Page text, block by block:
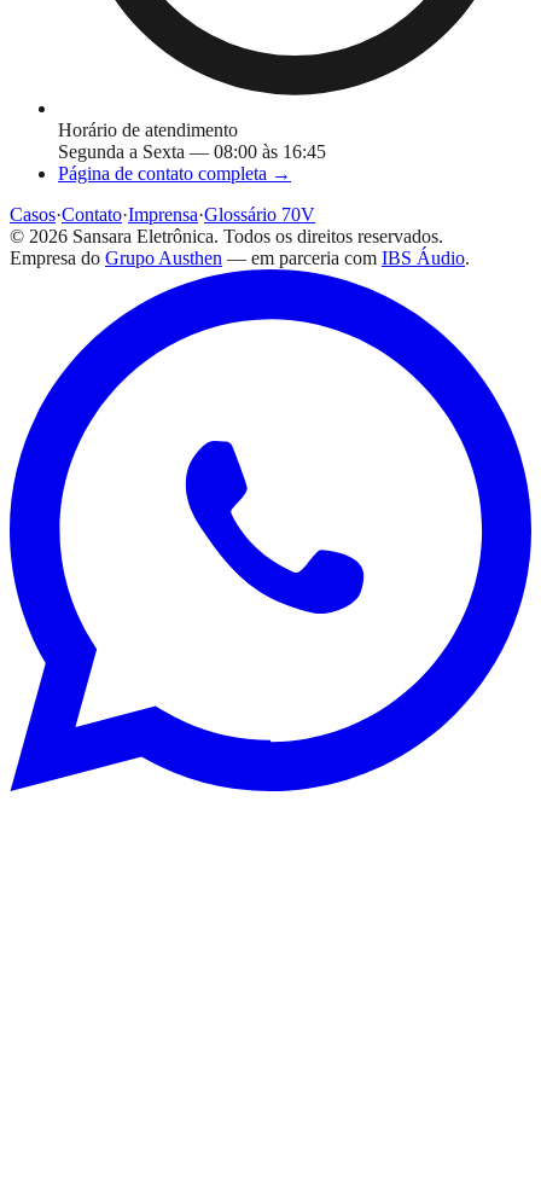
Horário de atendimento
Segunda a Sexta — 08:00 às 16:45
Página de contato completa →
Casos·Contato·Imprensa·Glossário 70V
© 2026 Sansara Eletrônica. Todos os direitos reservados.
Empresa do Grupo Austhen — em parceria com IBS Áudio.